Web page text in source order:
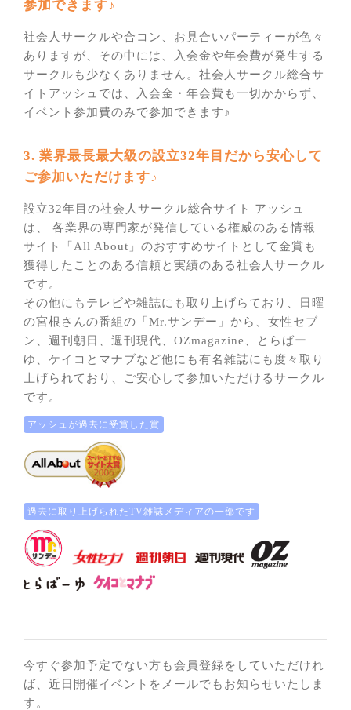
参加できます♪
社会人サークルや合コン、お見合いパーティーが色々
ありますが、その中には、入会金や年会費が発生する
サークルも少なくありません。社会人サークル総合サ
イトアッシュでは、入会金・年会費も一切かからず、
イベント参加費のみで参加できます♪
3. 業界最長最大級の設立32年目だから安心して
ご参加いただけます♪
設立32年目の社会人サークル総合サイト アッシュ
は、 各業界の専門家が発信している権威のある情報
サイト「All About」のおすすめサイトとして金賞も
獲得したことのある信頼と実績のある社会人サークル
です。
その他にもテレビや雑誌にも取り上げらており、日曜
の宮根さんの番組の「Mr.サンデー」から、女性セブ
ン、週刊朝日、週刊現代、OZmagazine、とらばー
ゆ、ケイコとマナブなど他にも有名雑誌にも度々取り
上げられており、ご安心して参加いただけるサークル
です。
アッシュが過去に受賞した賞
過去に取り上げられたTV雑誌メディアの一部です
今すぐ参加予定でない方も会員登録をしていただけれ
ば、近日開催イベントをメールでもお知らせいたしま
す。